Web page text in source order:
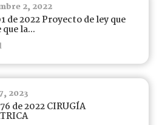
2, 2022
de 2022 Proyecto de ley que
la...
2023
de 2022 CIRUGÍA